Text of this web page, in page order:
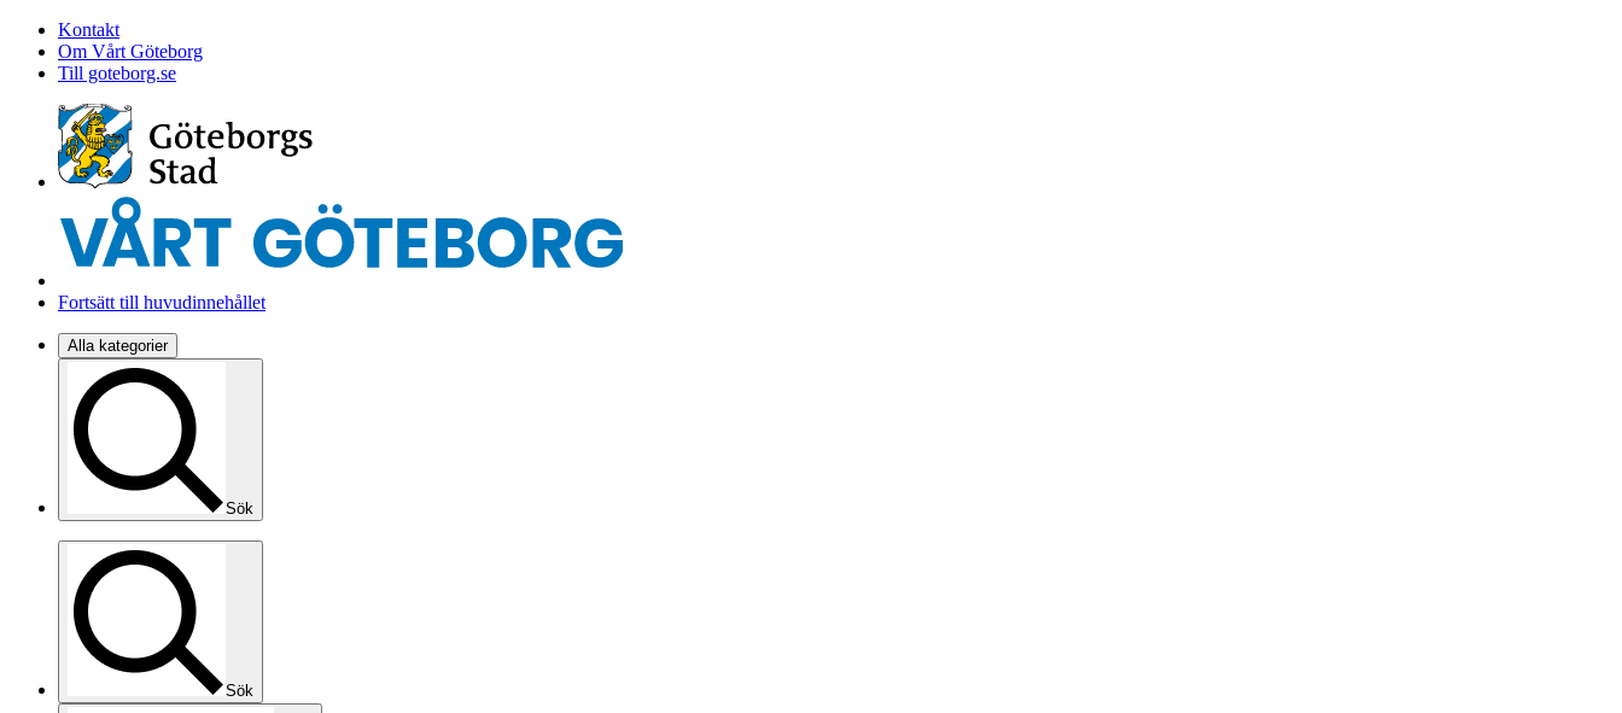
Kontakt
Om Vårt Göteborg
Till goteborg.se
Fortsätt till huvudinnehållet
Alla kategorier
Sök
Sök